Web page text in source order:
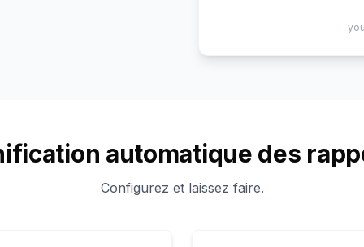
automatique des
Configurez et laissez faire.